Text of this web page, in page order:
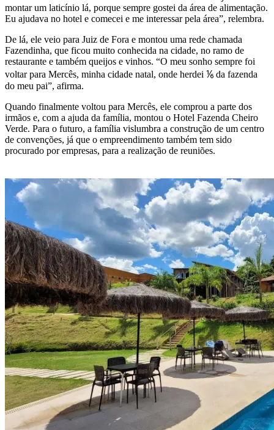
montar um laticínio lá, porque sempre gostei da área de alimentação.
Eu ajudava no hotel e comecei e me interessar pela área”, relembra.
De lá, ele veio para Juiz de Fora e montou uma rede chamada
Fazendinha, que ficou muito conhecida na cidade, no ramo de
restaurante e também queijos e vinhos. “O meu sonho sempre foi
voltar para Mercês, minha cidade natal, onde herdei ⅙ da fazenda
do meu pai”, afirma.
Quando finalmente voltou para Mercês, ele comprou a parte dos
irmãos e, com a ajuda da família, montou o Hotel Fazenda Cheiro
Verde. Para o futuro, a família vislumbra a construção de um centro
de convenções, já que o empreendimento também tem sido
procurado por empresas, para a realização de reuniões.